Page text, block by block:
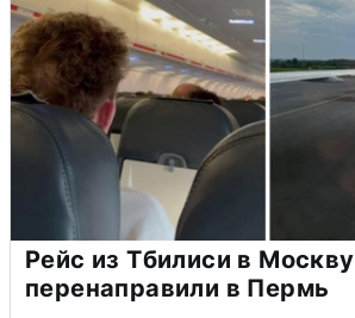
Рейс из Тбилиси в Москву
перенаправили в Пермь